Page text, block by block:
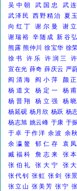
吴中朝
武国忠
武
武泽民
西野精治 夏
向红丁
谢尔曼
谢
谢瑞裕 辛随成 新谷
熊露 熊仲川 徐宝华 徐
徐书
许乐 许润三
宣在光 薛奇 薛庆云 严
阎清海
阎小萍
颜
杨道文
杨定一
杨
杨晋翔
杨立强
杨
杨延砚 杨月欣 杨跃 杨
杨志旭 姚云峰 于康 于
于卓 于作洋 余波 余
余瀛鳌
郁仁存
袁
臧福科
詹志来
张
张伯礼
张大宁
张
张代钊
张虹 张剑
张
张立山 张美芳 张宁